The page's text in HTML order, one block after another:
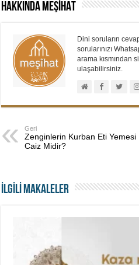
Hakkında MEŞİHAT
Dini soruların
sorularınızı
arama kısmından
ulaşabilirsiniz.
Geri
Zenginlerin Kurban Eti Yemesi
Caiz Midir?
İLGİLİ MAKALELER